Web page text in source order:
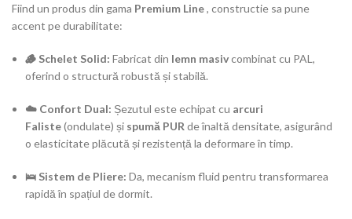
Fiind un produs din gama Premium Line, constructie sa pune
accent pe durabilitate:
🪵 Schelet Solid: Fabricat din lemn masivcombinat cu PAL,
oferind o structură robustă și stabilă.
☁️ Confort Dual: Șezutul este echipat cu arcuri
Faliste(ondulate) și spumă PUR de înaltă densitate, asigurând
o elasticitate plăcută și rezistență la deformare în timp.
🛌 Sistem de Pliere: Da, mecanism fluid pentru transformarea
rapidă în spațiul de dormit.